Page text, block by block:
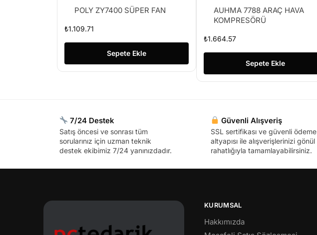
POLY ZY7400 SÜPER FAN
₺1.109.71
Sepete Ekle
AUHMA 7788 ARAÇ HAVA
KOMPRESÖRÜ
₺1.664.57
Sepete Ekle
7/24 Destek
Satış öncesi ve sonrası tüm
sorularınız için uzman teknik
destek ekibimiz 7/24 yanınızdadır.
Güvenli Alışveriş
SSL sertifikası ve güvenli ödeme
altyapısı ile alışverişlerinizi gönül
rahatlığıyla tamamlayabilirsiniz.
KURUMSAL
Hakkımızda